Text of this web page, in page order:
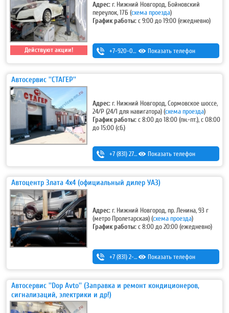
Действуют акции!
Адрес: г. Нижний Новгород, Бойновский
переулок, 17Б (схема проезда)
График работы:с 9:00 до 19:00 (ежедневно)
+7-920-022-50-01 Показать телефон
Автосервис ''СТАГЕР''
Адрес: г. Нижний Новгород, Сормовское шоссе,
24/Р (24/1 для навигатора)(схема проезда)
График работы:с 8:00 до 18:00 (пн.-пт.), с 08:00
до 15:00 (сб.)
+7 (831) 275-92-22 ,+7 (831) 228-01-08
8-910-396-18-16 (ремонт-изготовление радиаторов и баков)
Показать телефон
Автоцентр Злата 4х4 (официальный дилер УАЗ)
Адрес: г. Нижний Новгород, пр. Ленина, 93 г
(метро Пролетарская)(схема проезда)
График работы:с 8:00 до 20:00 (ежедневно)
+7 (831) 2-330-111 Показать телефон
Автосервис ''Dop Avto'' (Заправка и ремонт кондиционеров,
сигнализаций, электрики и др!)